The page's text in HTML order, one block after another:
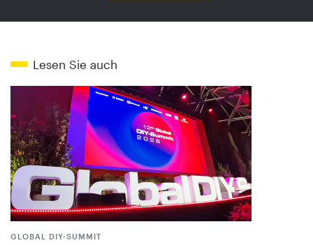
Lesen Sie auch
GLOBAL DIY-SUMMIT